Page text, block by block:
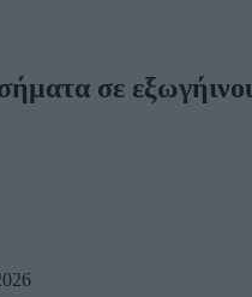
σε